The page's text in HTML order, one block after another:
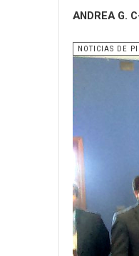
ANDREA G.
NOTICIAS DE